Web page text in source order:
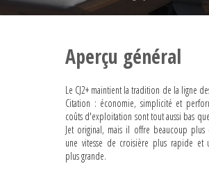
Aperçu général
Le CJ2+ maintient la tradition de la ligne
Citation : économie, simplicité et
coûts d'exploitation sont tout aussi bas
Jet original, mais il offre beaucoup
une vitesse de croisière plus rapide et
plus grande.